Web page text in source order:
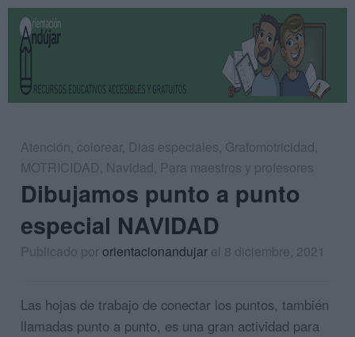
Atención, colorear , Dias especiales, Grafomotricidad,
MOTRICIDAD, Navidad, Para maestros y profesores
Dibujamos punto a punto
especial NAVIDAD
Publicado pororientacionandujar el 8 diciembre, 2021
Las hojas de trabajo de conectar los puntos, también
llamadas punto a punto, es una gran actividad para